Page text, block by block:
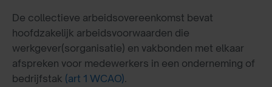
De collectieve arbeidsovereenkomst bevat
hoofdzakelijk arbeidsvoorwaarden die
werkgever(sorganisatie) en vakbonden met elkaar
afspreken voor medewerkers in een onderneming of
bedrijfstak (art 1 WCAO).